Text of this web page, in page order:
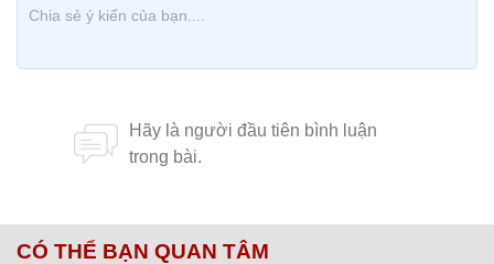
CÓ THỂ BẠN QUAN TÂM